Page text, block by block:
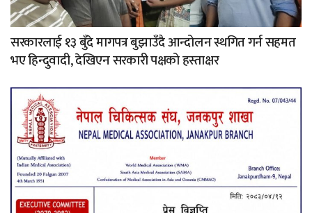
सरकारलाई १३ बुँदे मागपत्र बुझाउँदै आन्दोलन स्थगित गर्न सहमत
भए हिन्दुवादी, देखिएन सरकारी पक्षको हस्ताक्षर